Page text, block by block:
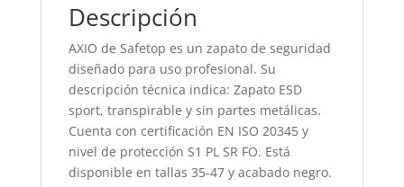
Descripción
AXIO de Safetop es un zapato de seguridad
diseñado para uso profesional. Su
descripción técnica indica: Zapato ESD
sport, transpirable y sin partes metálicas.
Cuenta con certificación EN ISO 20345 y
nivel de protección S1 PL SR FO. Está
disponible en tallas 35-47 y acabado negro.